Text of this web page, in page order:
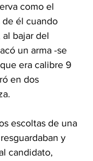
como el
de él cuando
al bajar del
un arma -se
era calibre 9
en dos
escoltas de una
y
candidato,